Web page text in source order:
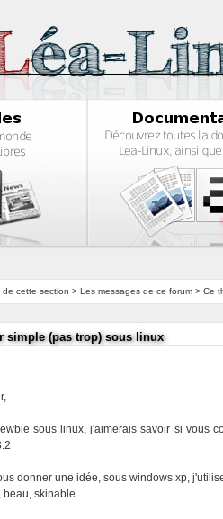
de cette section > Les messages de ce forum> Ce
simple (pas trop) sous linux
sous linux, j'aimerais savoir si vous
donner une idée, sous windows xp,
beau, skinable